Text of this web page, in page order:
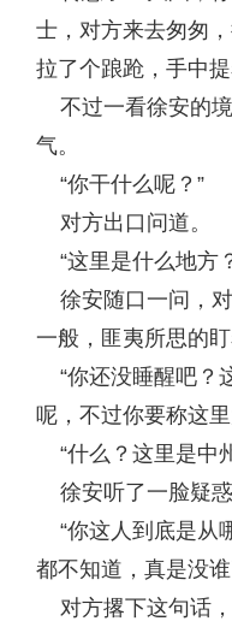
士，对方来去匆匆
拉了个踉跄，手中
不过一看徐安的
气。
“你干什么呢？”
对方出口问道。
“这里是什么地方
徐安随口一问，
一般，匪夷所思的
“你还没睡醒吧？
呢，不过你要称这
“什么？这里是中
徐安听了一脸疑惑
“你这人到底是从
都不知道，真是没
对方撂下这句话，